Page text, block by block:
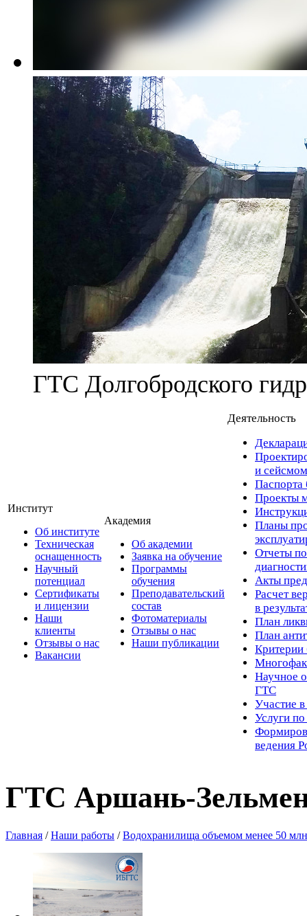
ГТС Долгобродского
Институт
Об институте
Техническая
оснащенность
Научный
потенциал
Сертификаты
и лицензии
Наши
клиенты
Отзывы о нас
Вакансии
Академия
Об академии
Заявка на обучение
Программы
обучения
Преподавательский
состав
Фотоматериалы
Отзывы о нас
Наши публикации
Деятельность
и
Паспорта
Проекты
Планы
Отчеты по
Акты
Расчет
в
План
План
Критерии
Научное
ГТС
Участие
Услуги
ведения
ГТС Аршань-
Главная / Наши работы / Водохранилища объемом менее 50